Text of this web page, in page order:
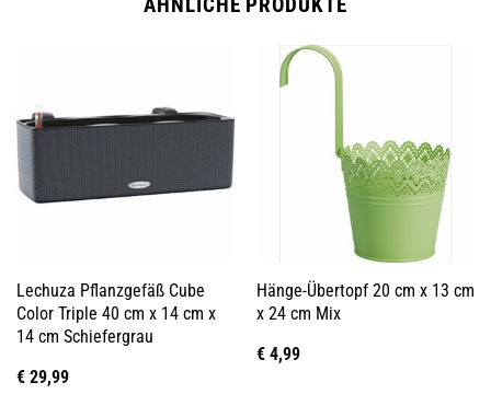
ÄHNLICHE PRODUKTE
Lechuza Pflanzgefäß Cube
Color Triple 40 cm x 14 cm x
14 cm Schiefergrau
€29,99
Hänge-Übertopf 20 cm x 13 cm
x 24 cm Mix
€4,99